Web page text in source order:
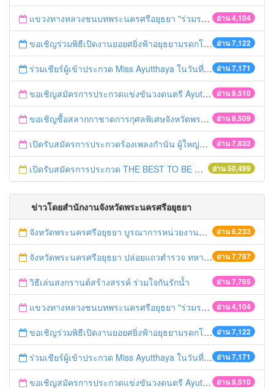
อ่าน 4,104
แขวงทางหลวงชนบทพระนครศรีอยุธยา "ร่วมรณรงค์ ขับช้า เปิดไฟหน้า คาดเข็มขัด" เทศกาลสงกรานต์ ปี 2561
อ่าน 7,122
ขอเชิญร่วมพิธีเปิดงานยอยศยิ่งฟ้าอยุธยามรดกโลก
อ่าน 7,171
ร่วมเชียร์ผู้เข้าประกวด Miss Ayutthaya ในวันที่ 15 ธันวาคม 2560
อ่าน 9,510
ขอเชิญสมัครการประกวดแข่งขันวงดนตรี Ayutthaya battle of the bands
อ่าน 8,509
ขอเชิญซื้อสลากกาชาดการกุศลพิเศษจังหวัดพระนครศรีอยุธยา 2560
อ่าน 7,832
เปิดรับสมัครการประกวดร้องเพลงกำนัน ผู้ใหญ่บ้าน ฯลฯ
อ่าน 50,499
เปิดรับสมัครการประกวด THE BEST TO BE NUMBER ONE
ข่าวโดยสำนักงานจังหวัดพระนครศรีอยุธยา
อ่าน 6,233
จังหวัดพระนครศรีอยุธยา บูรณาการหน่วยงานที่เกี่ยวข้อง ลงพื้นที่จัดระเบียบและดำเนินมาตรการตามบทลงโทษสูงสุดกับผู้ประกอบการร้านค้าที่ยังฝ่าฝืนตั้งร้านค้ารุกล้ำเขตพื้นที่ทางหลวง เตรียมความปลอดภัยก่อนเทศกาลสงกรานต์
อ่าน 7,787
จังหวัดพระนครศรีอยุธยา ปล่อยแถวตำรวจ ทหาร ฝ่ายปกครอง กว่า 100 นาย ตรวจเข้มท่ารถสาธารณะ สถานีขนส่งรถโดยสาร วินรถตู้ และสถานีรถไฟ เตรียมรับมือเทศกาลสงกรานต์
อ่าน 7,765
วิธีเล่นสงกรานต์สร้างสรรค์ ร่วมใจกันรักน้ำ
อ่าน 4,104
แขวงทางหลวงชนบทพระนครศรีอยุธยา "ร่วมรณรงค์ ขับช้า เปิดไฟหน้า คาดเข็มขัด" เทศกาลสงกรานต์ ปี 2561
อ่าน 7,122
ขอเชิญร่วมพิธีเปิดงานยอยศยิ่งฟ้าอยุธยามรดกโลก
อ่าน 7,171
ร่วมเชียร์ผู้เข้าประกวด Miss Ayutthaya ในวันที่ 15 ธันวาคม 2560
อ่าน 9,510
ขอเชิญสมัครการประกวดแข่งขันวงดนตรี Ayutthaya battle of the bands